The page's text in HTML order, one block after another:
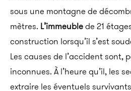
sous une montagne de
mètres. L’immeublede 21
construction lorsqu’il s’est
Les causes de l’accident sont,
inconnues. À l’heure qu’il, les
extraire les éventuels